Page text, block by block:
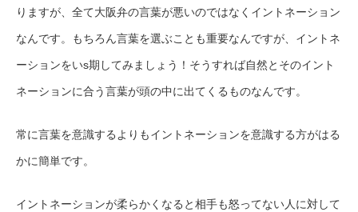
りますが、全て大阪弁の言葉が悪いのではなくイントネーション
なんです。もちろん言葉を選ぶことも重要なんですが、イントネ
ーションをいs期してみましょう！そうすれば自然とそのイント
ネーションに合う言葉が頭の中に出てくるものなんです。
常に言葉を意識するよりもイントネーションを意識する方がはる
かに簡単です。
イントネーションが柔らかくなると相手も怒ってない人に対して